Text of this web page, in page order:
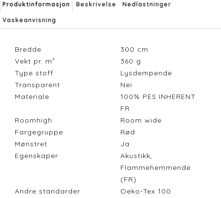
Produktinformasjon Beskrivelse Nedlastninger
Vaskeanvisning
Bredde 300 cm
Vekt pr. m²
360 g
Type stoff
Lysdempende
Transparent
Nei
Materiale
100% PES INHERENT
FR
Roomhigh
Room wide
Fargegruppe
Rød
Mønstret
Ja
Egenskaper
Akustikk,
Flammehemmende
(FR)
Andre standarder
Oeko-Tex 100